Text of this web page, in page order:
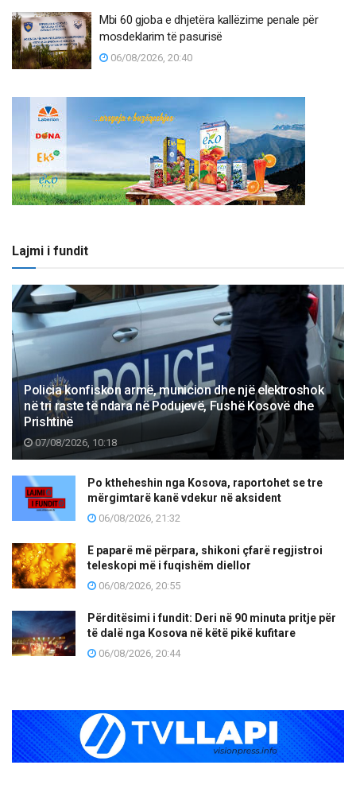
Mbi 60 gjoba e dhjetëra kallëzime penale për
mosdeklarim të pasurisë
06/08/2026, 20:40
Lajmi i fundit
Policia konfiskon armë, municion dhe një elektroshok
në tri raste të ndara në Podujevë, Fushë Kosovë dhe
Prishtinë
07/08/2026, 10:18
Po ktheheshin nga Kosova, raportohet se tre
mërgimtarë kanë vdekur në aksident
06/08/2026, 21:32
E paparë më përpara, shikoni çfarë regjistroi
teleskopi më i fuqishëm diellor
06/08/2026, 20:55
Përditësimi i fundit: Deri në 90 minuta pritje për
të dalë nga Kosova në këtë pikë kufitare
06/08/2026, 20:44